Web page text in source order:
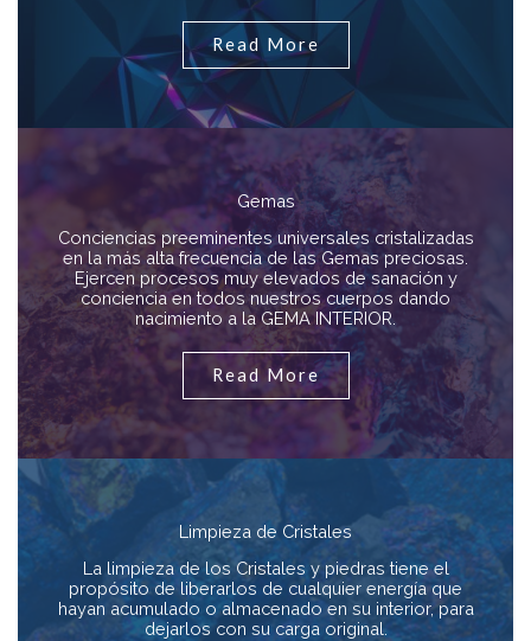
Read More
Gemas
Conciencias preeminentes universales cristalizadas
en la más alta frecuencia de las Gemas preciosas.
Ejercen procesos muy elevados de sanación y
conciencia en todos nuestros cuerpos dando
nacimiento a la GEMA INTERIOR.
Read More
Limpieza de Cristales
La limpieza de los Cristales y piedras tiene el
propósito de liberarlos de cualquier energía que
hayan acumulado o almacenado en su interior, para
dejarlos con su carga original.